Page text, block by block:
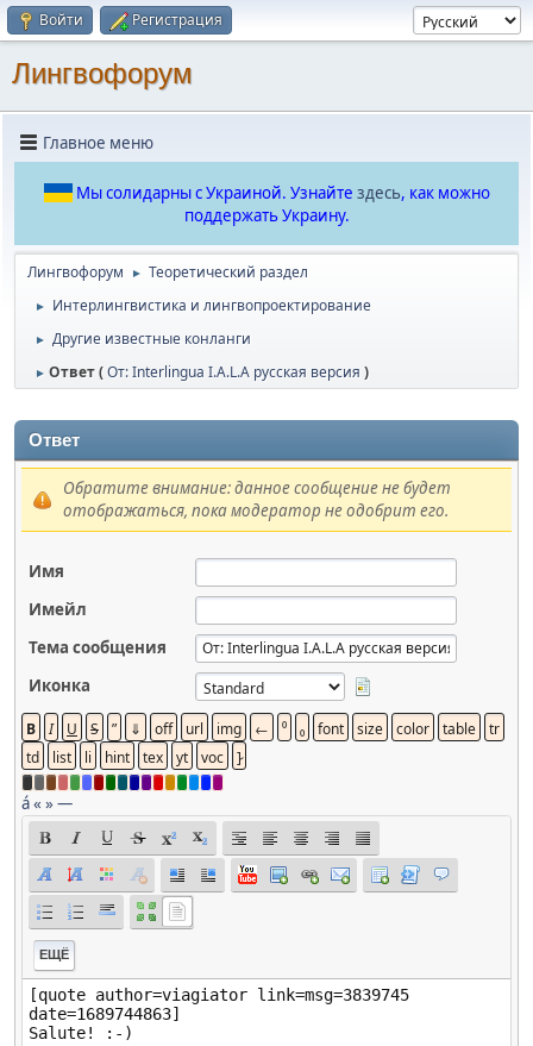
Войти Регистрация
Лингвофорум
Главное меню
Мы солидарны с Украиной. Узнайте здесь, как можно
поддержать Украину.
Лингвофорум ► Теоретический раздел
► Интерлингвистика и лингвопроектирование
► Другие известные конланги
► Ответ (От: Interlingua I.A.L.A русская версия )
Ответ
Обратите внимание: данное сообщение не будет
отображаться, пока модератор не одобрит его.
Имя
Имейл
Тема сообщения
Иконка
á« »—
ЕЩЁ